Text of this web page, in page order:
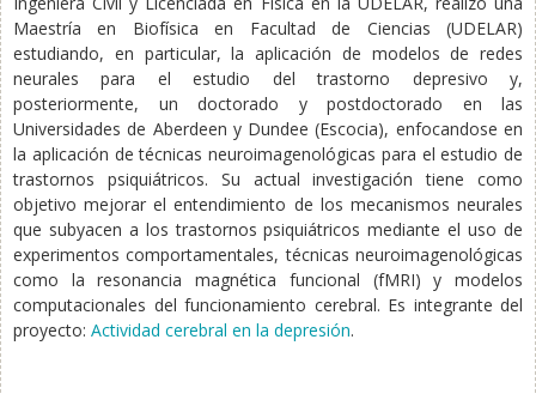
Maestría en Biofísica en Facultad de Ciencias (UDELAR)
estudiando, en particular, la aplicación de modelos de redes
neurales para el estudio del trastorno depresivo y,
posteriormente, un doctorado y postdoctorado en las
Universidades de Aberdeen y Dundee (Escocia), enfocandose en
la aplicación de técnicas neuroimagenológicas para el estudio de
trastornos psiquiátricos. Su actual investigación tiene como
objetivo mejorar el entendimiento de los mecanismos neurales
que subyacen a los trastornos psiquiátricos mediante el uso de
experimentos comportamentales, técnicas neuroimagenológicas
como la resonancia magnética funcional (fMRI) y modelos
computacionales del funcionamiento cerebral. Es integrante del
proyecto: Actividad cerebral en la depresión.